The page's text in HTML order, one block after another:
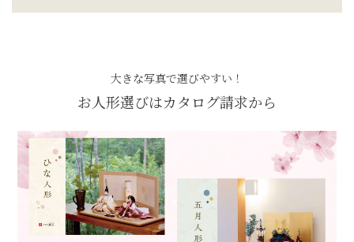
大きな写真で選びやすい！
お人形選びはカタログ請求から